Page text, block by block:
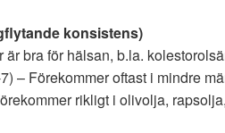
konsistens)
är bra för hälsan, b.la.
– Förekommer oftast i mindre
rikligt i olivolja,